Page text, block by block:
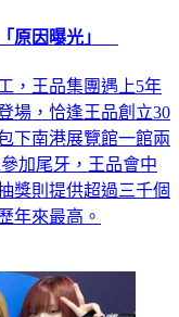
，王品集團遇上5年
場，恰逢王品創立30
下南港展覽館一館兩
加尾牙，王品會中
獎則提供超過三千個